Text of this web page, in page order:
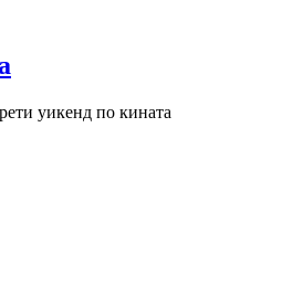
уикенд по кината